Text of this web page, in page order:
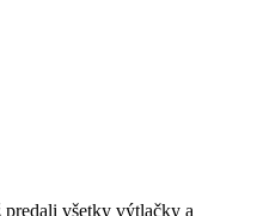
všetky výtlačky a